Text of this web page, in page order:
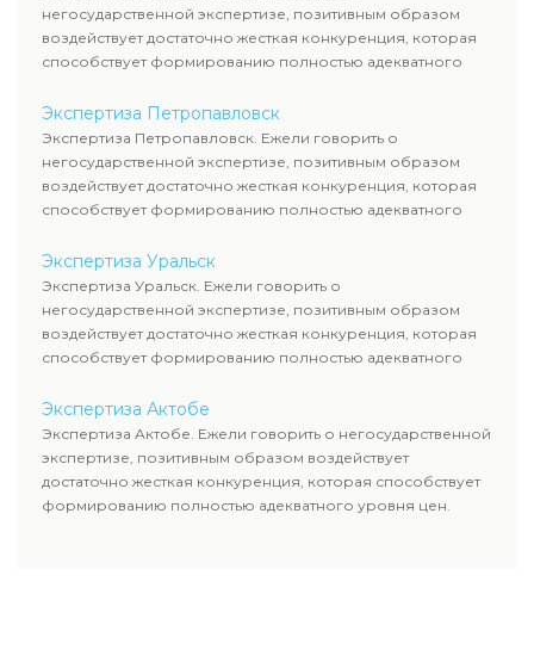
негосударственной экспертизе, позитивным образом
воздействует достаточно жесткая конкуренция, которая
способствует формированию полностью адекватного
Экспертиза Петропавловск
Экспертиза Петропавловск. Ежели говорить о
негосударственной экспертизе, позитивным образом
воздействует достаточно жесткая конкуренция, которая
способствует формированию полностью адекватного
Экспертиза Уральск
Экспертиза Уральск. Ежели говорить о
негосударственной экспертизе, позитивным образом
воздействует достаточно жесткая конкуренция, которая
способствует формированию полностью адекватного
Экспертиза Актобе
Экспертиза Актобе. Ежели говорить о негосударственной
экспертизе, позитивным образом воздействует
достаточно жесткая конкуренция, которая способствует
формированию полностью адекватного уровня цен.